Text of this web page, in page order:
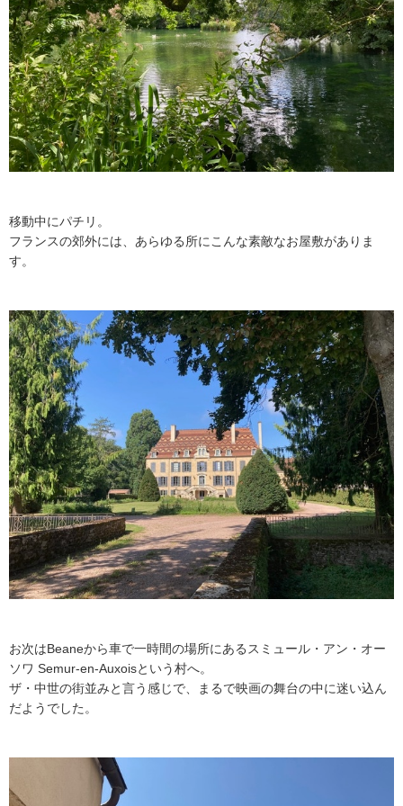
移動中にパチリ。
フランスの郊外には、あらゆる所にこんな素敵なお屋敷がありま
す。
お次はBeaneから車で一時間の場所にあるスミュール・アン・オー
ソワ Semur-en-Auxoisという村へ。
ザ・中世の街並みと言う感じで、まるで映画の舞台の中に迷い込ん
だようでした。